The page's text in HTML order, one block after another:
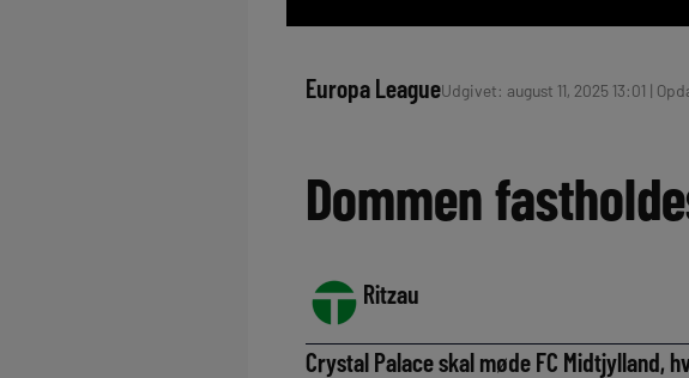
Europa LeagueUdgivet: august 11, 2025 13:01 |
Dommen
Ritzau
Crystal Palace skal møde FC Midtjylland,